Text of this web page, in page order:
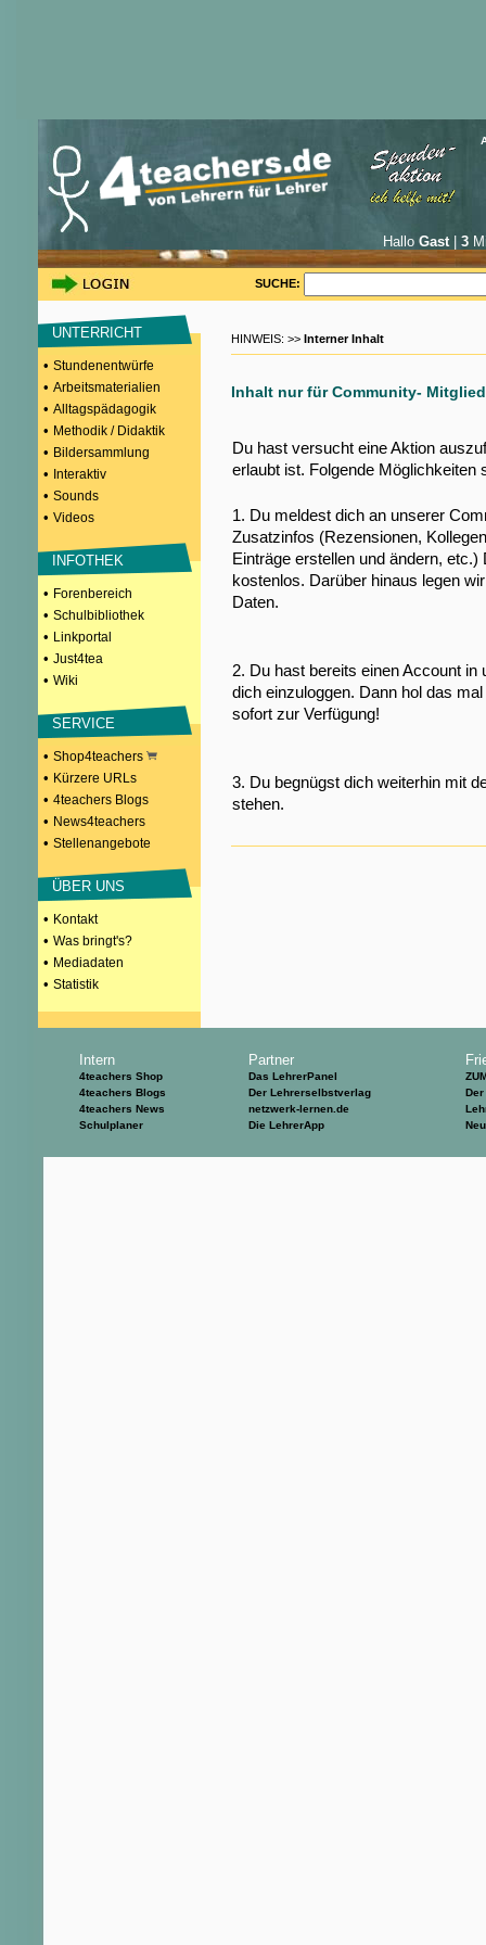
Hallo Gast| 3
SUCHE:
UNTERRICHT
• Stundenentwürfe
• Arbeitsmaterialien
• Alltagspädagogik
• Methodik / Didaktik
• Bildersammlung
• Interaktiv
• Sounds
• Videos
INFOTHEK
• Forenbereich
• Schulbibliothek
• Linkportal
• Just4tea
• Wiki
SERVICE
• Shop4teachers
• Kürzere URLs
• 4teachers Blogs
• News4teachers
• Stellenangebote
ÜBER UNS
• Kontakt
• Was bringt's?
• Mediadaten
• Statistik
HINWEIS: >> Interner Inhalt
Inhalt nur für Community-
Du hast versucht eine Aktion
erlaubt ist. Folgende Möglichkeiten
1. Du meldest dich an unserer
Zusatzinfos (Rezensionen,
Einträge erstellen und ändern,
kostenlos. Darüber hinaus legen
Daten.
2. Du hast bereits einen Account
dich einzuloggen. Dann hol das
sofort zur Verfügung!
3. Du begnügst dich weiterhin mit
stehen.
Intern
4teachers Shop
4teachers Blogs
4teachers News
Schulplaner
Partner
Das LehrerPanel
Der Lehrerselbstverlag
netzwerk-lernen.de
Die LehrerApp